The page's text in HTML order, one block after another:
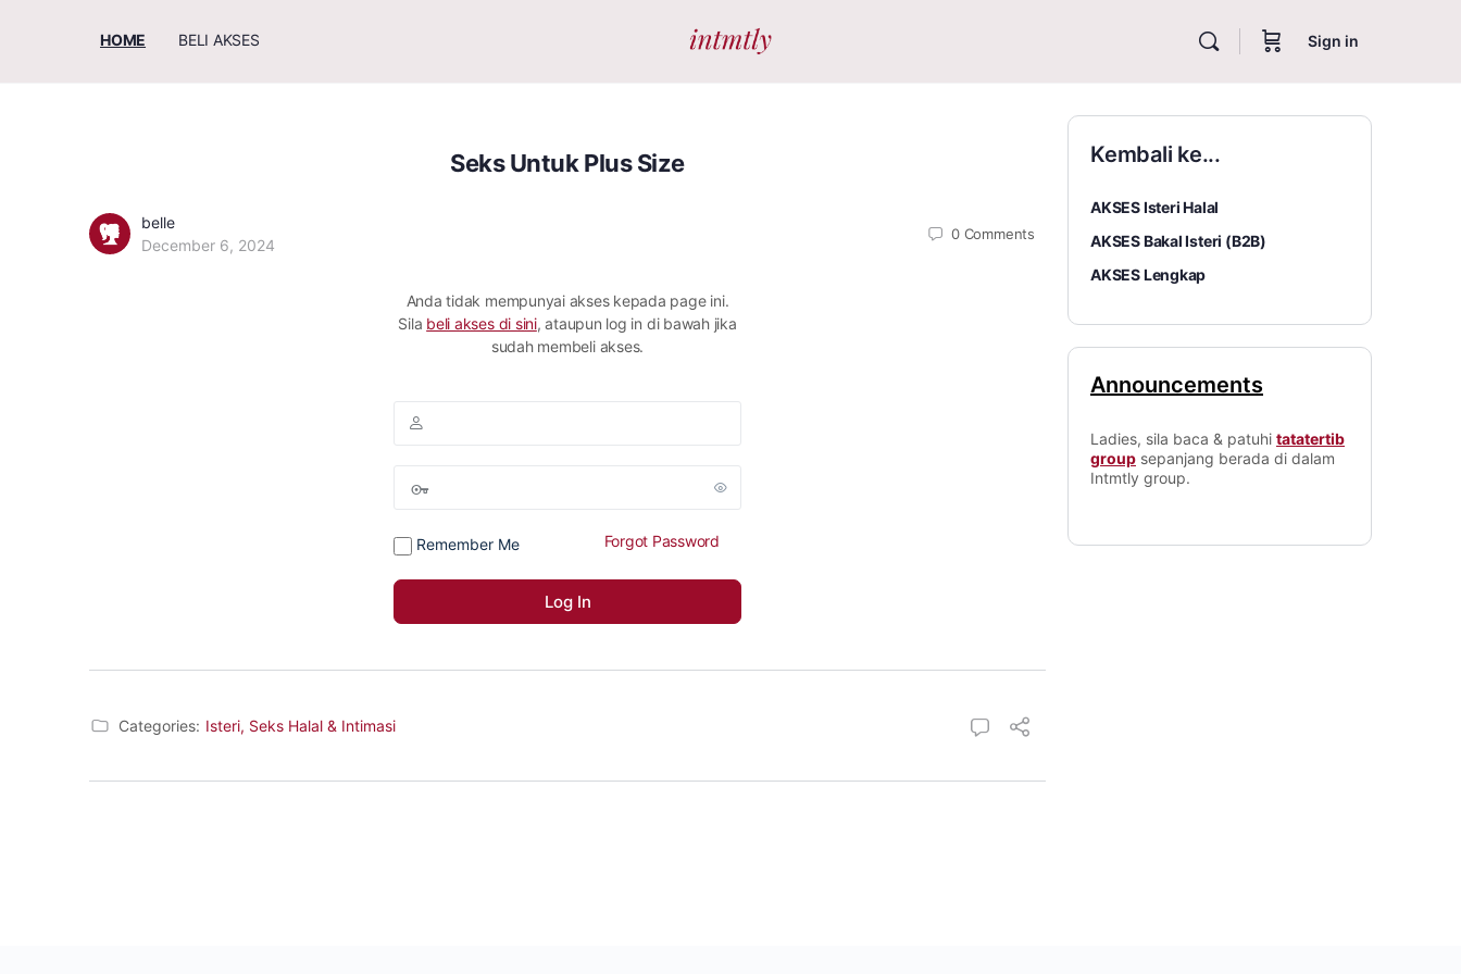
HOME BELI AKSES Sign in
Seks Untuk Plus Size
belle
December 6, 2024
0 Comments
Anda tidak mempunyai akses kepada page ini.
Sila beli akses di sini, ataupun log in di bawah jika
sudah membeli akses.
Remember Me Forgot Password
Categories: Isteri, Seks Halal & Intimasi
Kembali ke...
AKSES Isteri Halal
AKSES Bakal Isteri (B2B)
AKSES Lengkap
Announcements
Ladies, sila baca & patuhi tatatertib
group sepanjang berada di dalam
Intmtly group.